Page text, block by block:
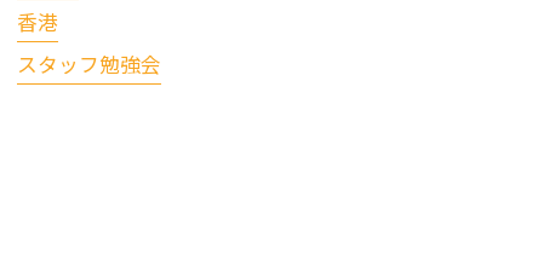
香港
スタッフ勉強会